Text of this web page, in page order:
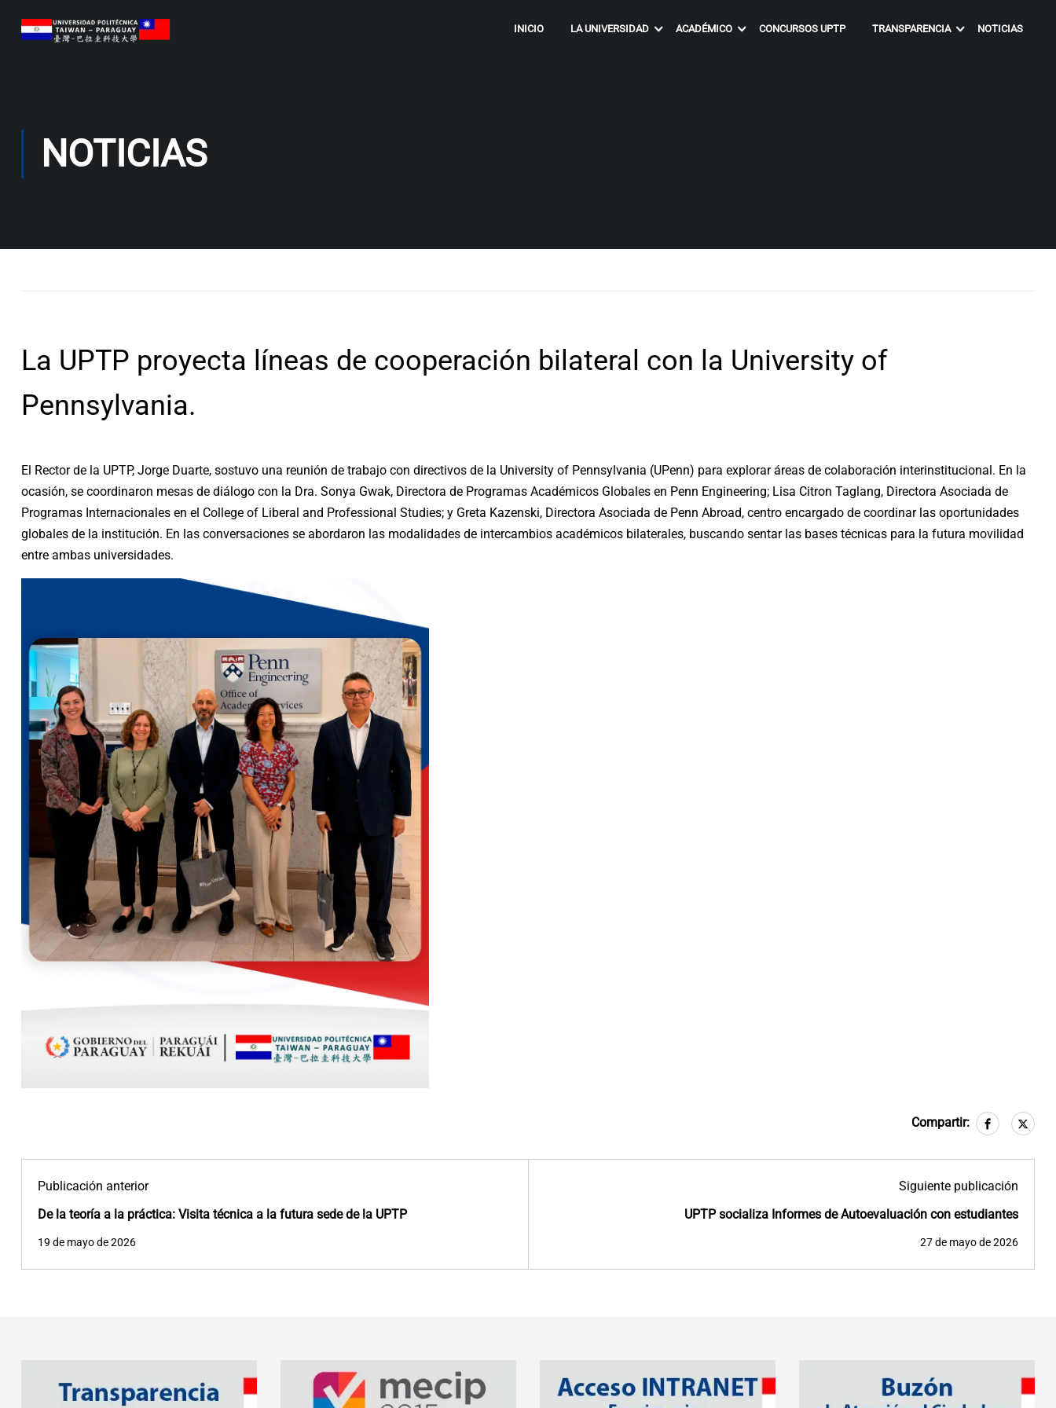
INICIO LA UNIVERSIDAD ACADÉMICO CONCURSOS UPTP TRANSPARENCIA NOTICIAS
NOTICIAS
La UPTP proyecta líneas de cooperación bilateral con la University of
Pennsylvania.
El Rector de la UPTP, Jorge Duarte, sostuvo una reunión de trabajo con directivos de la University of Pennsylvania (UPenn) para explorar áreas de colaboración interinstitucional. En la
ocasión, se coordinaron mesas de diálogo con la Dra. Sonya Gwak, Directora de Programas Académicos Globales en Penn Engineering; Lisa Citron Taglang, Directora Asociada de
Programas Internacionales en el College of Liberal and Professional Studies; y Greta Kazenski, Directora Asociada de Penn Abroad, centro encargado de coordinar las oportunidades
globales de la institución. En las conversaciones se abordaron las modalidades de intercambios académicos bilaterales, buscando sentar las bases técnicas para la futura movilidad
entre ambas universidades.
Compartir:
Publicación anterior
De la teoría a la práctica: Visita técnica a la futura sede de la UPTP
19 de mayo de 2026
Siguiente publicación
UPTP socializa Informes de Autoevaluación con estudiantes
27 de mayo de 2026